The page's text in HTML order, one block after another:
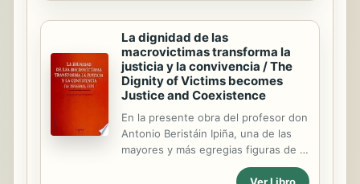
tensiones o contracturas musculares
a través de las terapias manuales.
Esta técnica se fundamenta sobre el
concepto de terapias manuales
ampliamente difundido en la
medicina manual, en osteopatía y en
kinesioterapia. A lo largo del libro se
incluyen 462 fotografías realizadas
en situación. Cada fotografía viene
acompañada por un texto con una ...
La dignidad de las
macrovictimas transforma la
justicia y la convivencia / The
Dignity of Victims becomes
Justice and Coexistence
En la presente obra del profesor don
Antonio Beristáin Ipiña, una de las
mayores y más egregias figuras de la
Criminología española del siglo XX,
Ver Libro